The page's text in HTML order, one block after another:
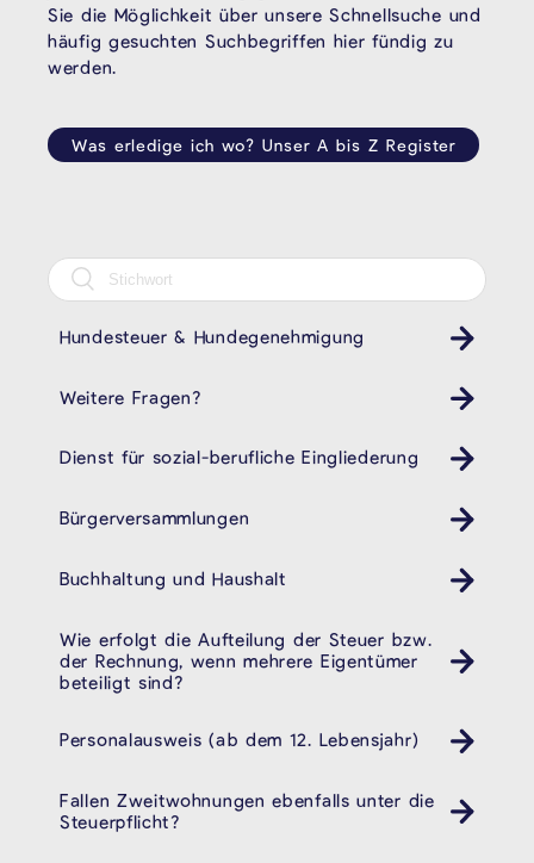
Sie die Möglichkeit über unsere Schnellsuche und
häufig gesuchten Suchbegriffen hier fündig zu
werden.
Was erledige ich wo? Unser A bis Z Register
Hundesteuer & Hundegenehmigung
Weitere Fragen?
Dienst für sozial-berufliche Eingliederung
cpas öhsz dsbe
Bürgerversammlungen
Buchhaltung und Haushalt
Wie erfolgt die Aufteilung der Steuer bzw.
der Rechnung, wenn mehrere Eigentümer
beteiligt sind?
Personalausweis (ab dem 12. Lebensjahr)
Pass ID Ausweis
Fallen Zweitwohnungen ebenfalls unter die
Steuerpflicht?